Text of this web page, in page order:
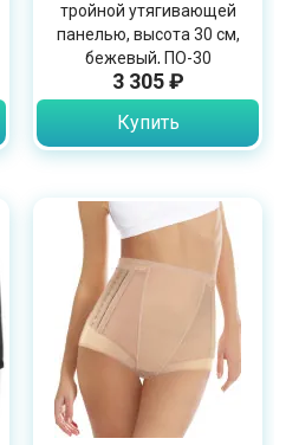
тройной утягивающей
панелью, высота 30 см,
бежевый, ПО-30
3 305 ₽
Купить